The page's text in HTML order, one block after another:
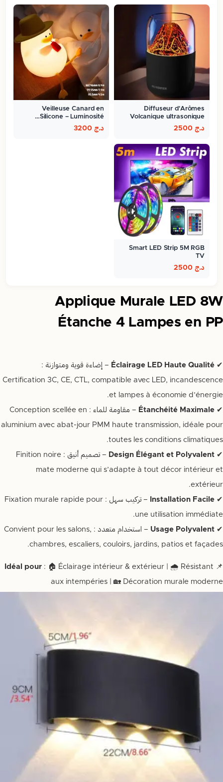
Diffuseur d'Arômes
Volcanique ultrasonique
300ml
د.ج
Veilleuse Canard en
Silicone – Luminosité…
د.ج
Smart LED Strip 5M RGB
TV
د.ج
Applique Murale LED 8W
Étanche 4 Lampes en PP
✔
Éclairage LED Haute Qualité – إضاءة قوية ومتوازنة :
Certification 3C, CE, CTL, compatible avec LED, incandescence
et lampes à économie d’énergie.
✔
Étanchéité Maximale
– مقاومة للماء : Conception scellée en
aluminium avec abat-jour PMM haute transmission, idéale pour
toutes les conditions climatiques.
✔
Design Élégant et Polyvalent
– تصميم أنيق : Finition noire
mate moderne qui s’adapte à tout décor intérieur et
extérieur.
✔
Installation Facile
– تركيب سهل : Fixation murale rapide pour
une utilisation immédiate.
✔
Usage Polyvalent
– استخدام متعدد : Convient pour les salons,
chambres, escaliers, couloirs, jardins, patios et façades.
📌
Idéal pour : 🏠 Éclairage intérieur & extérieur | 🌧️ Résistant
aux intempéries | 🏡 Décoration murale moderne